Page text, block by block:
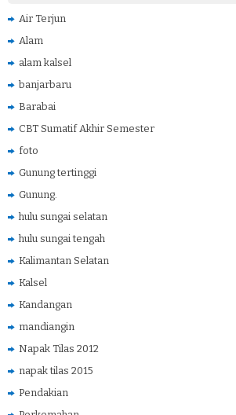
Air Terjun
Alam
alam kalsel
banjarbaru
Barabai
CBT Sumatif Akhir Semester
foto
Gunung tertinggi
Gunung.
hulu sungai selatan
hulu sungai tengah
Kalimantan Selatan
Kalsel
Kandangan
mandiangin
Napak Tilas 2012
napak tilas 2015
Pendakian